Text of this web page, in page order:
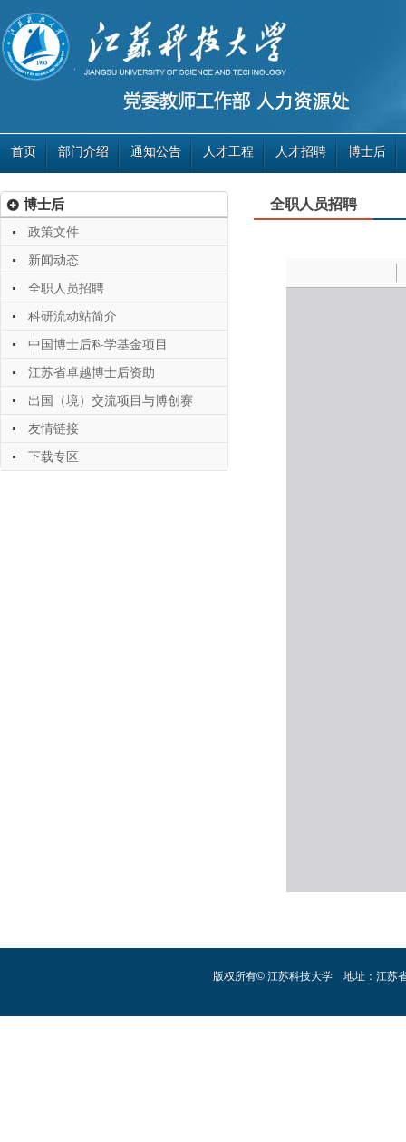
首页 部门介绍 通知公告 人才工程 人才招聘 博士后
博士后
政策文件
新闻动态
全职人员招聘
科研流动站简介
中国博士后科学基金项目
江苏省卓越博士后资助
出国（境）交流项目与博创赛
友情链接
下载专区
全职人员招聘
版权所有© 江苏科技大学 地址：江苏